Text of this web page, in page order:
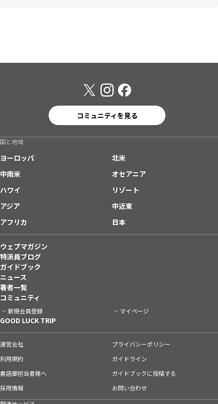
コミュニティを見る
国と地域
ヨーロッパ
北米
中南米
オセアニア
ハワイ
リゾート
アジア
中近東
アフリカ
日本
ウェブマガジン
特派員ブログ
ガイドブック
ニュース
著者一覧
コミュニティ
新規会員登録 マイページ
GOOD LUCK TRIP
運営会社
プライバシーポリシー
利用規約
ガイドライン
書店御担当者様へ
ガイドブックに投稿する
採用情報
お問い合わせ